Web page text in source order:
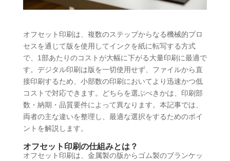
オフセット印刷は、複数のステップからなる機械的プロ
セスを通じて版を使用してインクを紙に転写する方式
で、1部あたりのコストが大幅に下がる大量印刷に最適で
す。デジタル印刷は版を一切使用せず、ファイルから直
接印刷するため、小部数の印刷においてより迅速かつ低
コストで対応できます。どちらを選ぶべきかは、印刷部
数・納期・品質要件によって異なります。本記事では、
両者の主な違いを整理し、最適な選択をするためのポイ
ントを解説します。
オフセット印刷の仕組みとは？
オフセット印刷は、金属製の版からゴム製のブランケッ